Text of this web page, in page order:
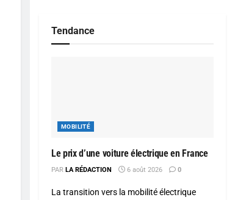
Tendance
MOBILITÉ
Le prix d’une voiture électrique en France
PAR LA RÉDACTION 6 août 2026 0
La transition vers la mobilité électrique